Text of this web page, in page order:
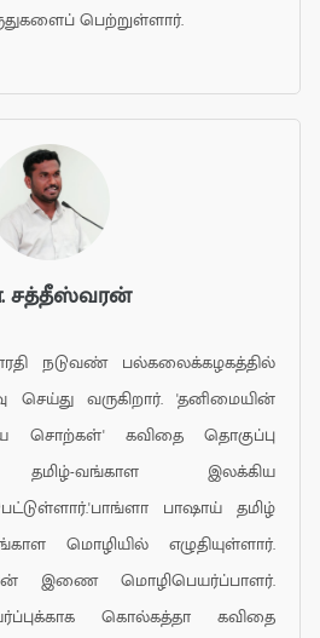
பெற்றுள்ளார்.
சத்தீஸ்வரன்
நடுவண் பல்கலைக்கழகத்தில்
வருகிறார். 'தனிமையின்
சொற்கள்' கவிதை தொகுப்பு
தமிழ்-வங்காள இலக்கிய
பாஷாய் தமிழ்
மொழியில் எழுதியுள்ளார்.
இணை மொழிபெயர்ப்பாளர்.
கொல்கத்தா கவிதை